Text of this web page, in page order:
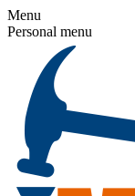
Menu
Personal menu